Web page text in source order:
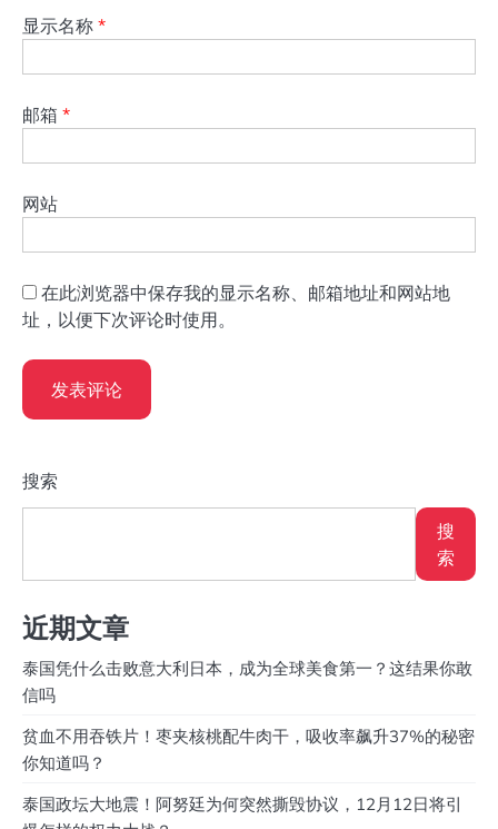
显示名称 *
邮箱 *
网站
在此浏览器中保存我的显示名称、邮箱地址和网站地
址，以便下次评论时使用。
搜索
搜
索
近期文章
泰国凭什么击败意大利日本，成为全球美食第一？这结果你敢
信吗
贫血不用吞铁片！枣夹核桃配牛肉干，吸收率飙升37%的秘密
你知道吗？
泰国政坛大地震！阿努廷为何突然撕毁协议，12月12日将引